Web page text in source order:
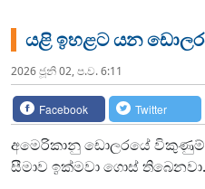
යළි ඉහළට යන
2026 ජූනි 02, ප.ව. 6:11
Facebook Twitter
අමෙරිකානු ඩොලරයේ විකුණුම්
සීමාව ඉක්මවා ගොස් තිබෙනවා.